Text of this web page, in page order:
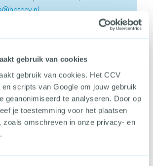
gebruik van cookies
gebruik van cookies. Het CCV
scripts van Google om jouw gebruik
geanonimiseerd te analyseren. Door op
je toestemming voor het plaatsen
zoals omschreven in onze privacy- en
.